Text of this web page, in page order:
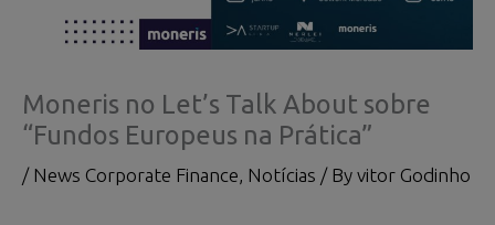
Moneris no Let’s Talk About sobre
“Fundos Europeus na Prática”
/ News Corporate Finance, Notícias / By vitor Godinho